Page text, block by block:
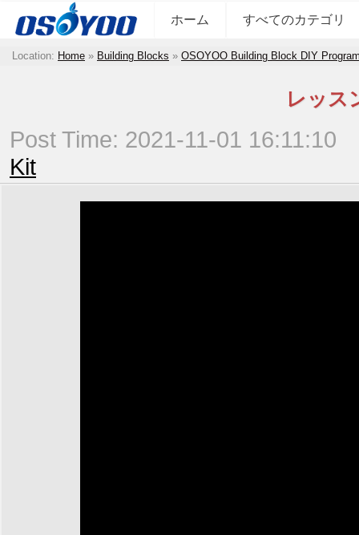
ホーム すべてのカテゴリ
Location: Home » Building Blocks » OSOYOO Building Block DIY
レッス
Post Time: 2021-11-01 16:11:10
Kit